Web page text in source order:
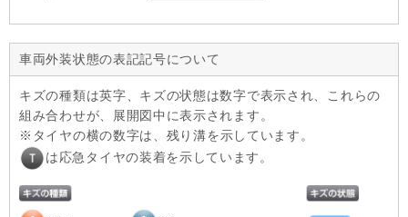
車両外装状態の表記記号について
キズの種類は英字、キズの状態は数字で表示され、これらの
組み合わせが、展開図中に表示されます。
タイヤの横の数字は、残り溝を示しています。
は応急タイヤの装着を示しています。